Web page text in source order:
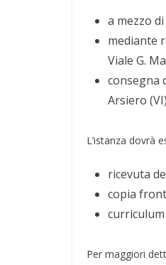
a mezzo
mediante
Viale G.
consegna
Arsiero
L’istanza dovrà
ricevuta
copia
Per maggiori